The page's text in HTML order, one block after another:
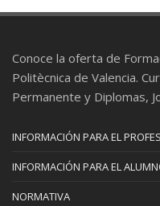
3 ECTS
PROTECCIÓN
3 ECTS
Universidad
Felipe Palau
Conoce la oferta de
Politècnica de Valencia.
Permanente y Diplomas,
INFORMACIÓN PARA EL
INFORMACIÓN PARA EL
NORMATIVA